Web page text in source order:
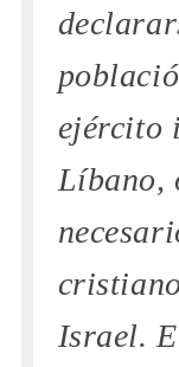
ejército
Líbano,
Israel.